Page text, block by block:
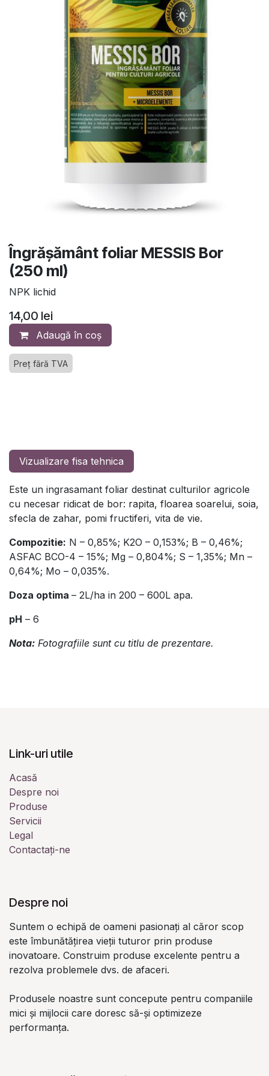
Îngrășământ foliar MESSIS Bor
(250 ml)
NPK lichid
14,00 lei
Adaugă în coș
Preț fără TVA
Vizualizare fisa tehnica
Este un ingrasamant foliar destinat culturilor agricole
cu necesar ridicat de bor: rapita, floarea soarelui, soia,
sfecla de zahar, pomi fructiferi, vita de vie.
Compozitie: N – 0,85%; K2O – 0,153%; B – 0,46%;
ASFAC BCO-4 – 15%; Mg – 0,804%; S – 1,35%; Mn –
0,64%; Mo – 0,035%.
Doza optima – 2L/ha in 200 – 600L apa.
pH – 6
Nota: Fotografiile sunt cu titlu de prezentare.
Link-uri utile
Acasă
Despre noi
Produse
Servicii
Legal
Contactați-ne
Despre noi
Suntem o echipă de oameni pasionați al căror scop
este îmbunătățirea vieții tuturor prin produse
inovatoare. Construim produse excelente pentru a
rezolva problemele dvs. de afaceri.
Produsele noastre sunt concepute pentru companiile
mici și mijlocii care doresc să-și optimizeze
performanța.